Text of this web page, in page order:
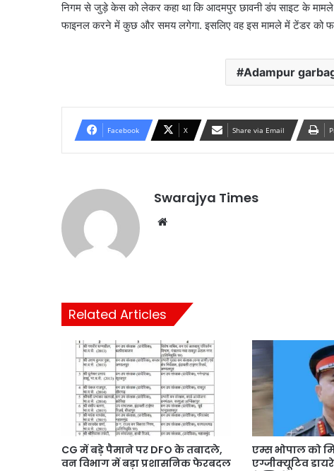
निगम से जुड़े केस को लेकर कहा था कि आदमपुर छावनी डंप साइट के
फाइनल करने में कुछ और समय लगेगा. इसलिए वह इस मामले में टेंडर को
Adampur
Facebook X Share via Email
Swarajya Times
Related Articles
CG में बड़े पैमाने पर DFO के तबादले,
वन विभाग में बड़ा प्रशासनिक फेरबदल
एम्स भोपाल को
एग्जीक्यूटिव